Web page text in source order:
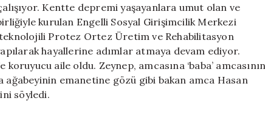
Kentte depremi yaşayanlara umut olan ve
kurulan Engelli Sosyal Girişimcilik Merkezi
teknolojili Protez Ortez Üretim ve Rehabilitasyon
hayallerine adımlar atmaya devam ediyor.
aile oldu. Zeynep, amcasına ‘baba’
ağabeyinin emanetine gözü gibi bakan amca Hasan
söyledi.